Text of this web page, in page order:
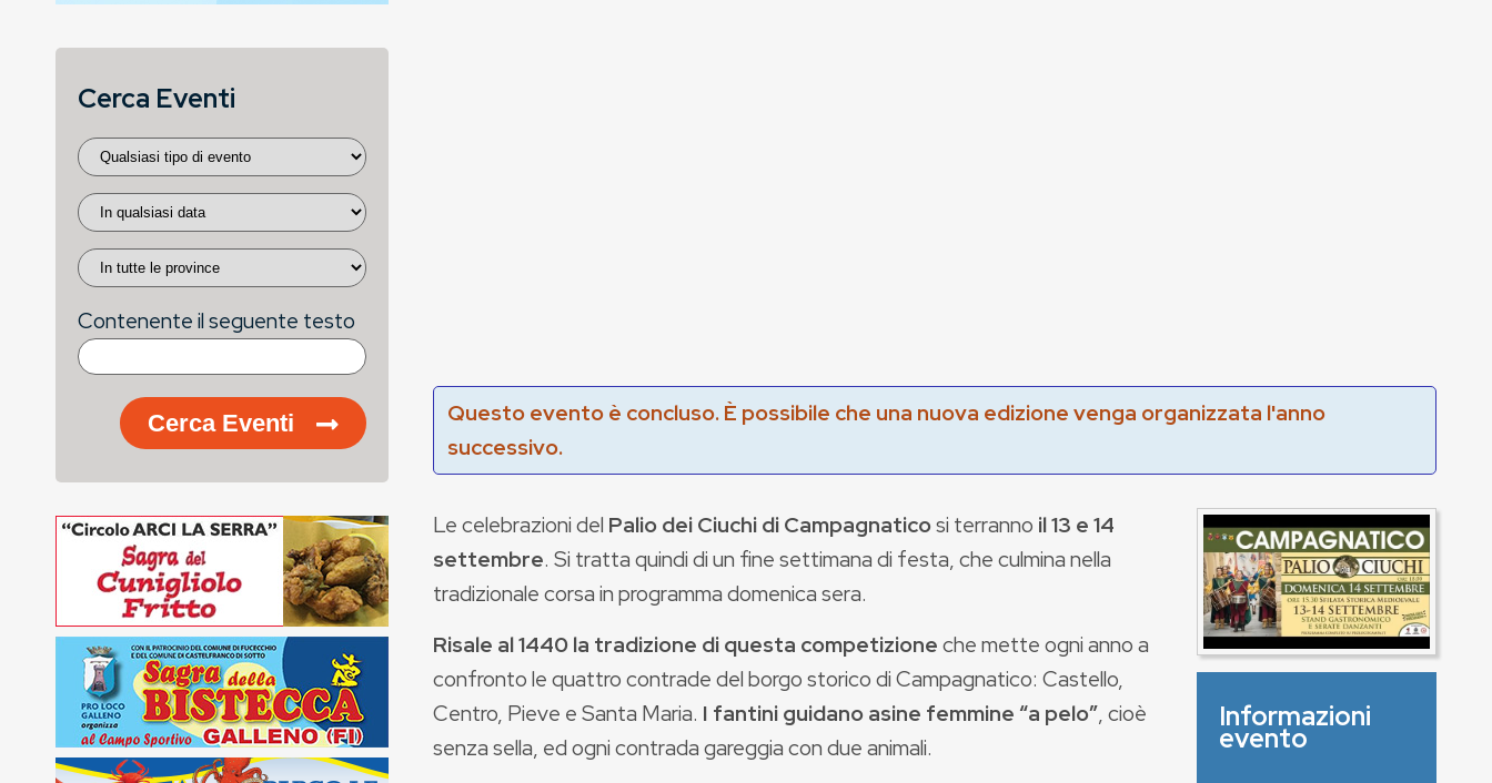
Questo evento è concluso. È possibile che una nuova edizione venga organizzata l'anno
successivo.
Le celebrazioni del Palio dei Ciuchi di Campagnaticosi terranno il 13 e 14
settembre. Si tratta quindi di un fine settimana di festa, che culmina nella
tradizionale corsa in programma domenica sera.
Risale al 1440 la tradizione di questa competizioneche mette ogni anno a
confronto le quattro contrade del borgo storico di Campagnatico: Castello,
Centro, Pieve e Santa Maria. I fantini guidano asine femmine “a pelo”, cioè
senza sella, ed ogni contrada gareggia con due animali.
Informazioni
evento
Cerca Eventi
Contenente il seguente testo
Cerca Eventi